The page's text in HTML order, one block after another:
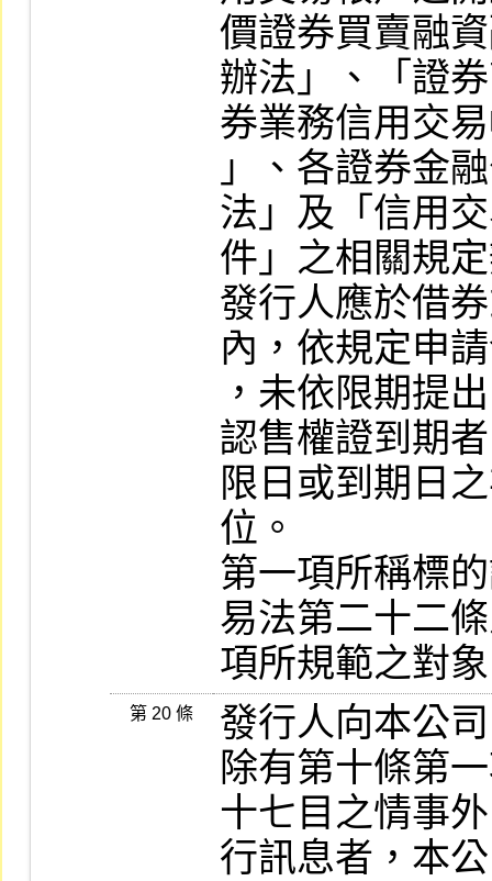
價證券買賣融
辦法」、「證
券業務信用交
」、各證券金
法」及「信用
件」之相關規
發行人應於借
內，依規定申
，未依限期提
認售權證到期
限日或到期日
位。
第一項所稱標
易法第二十二
項所規範之對
第 20 條
發行人向本公
除有第十條第
十七目之情事
行訊息者，本